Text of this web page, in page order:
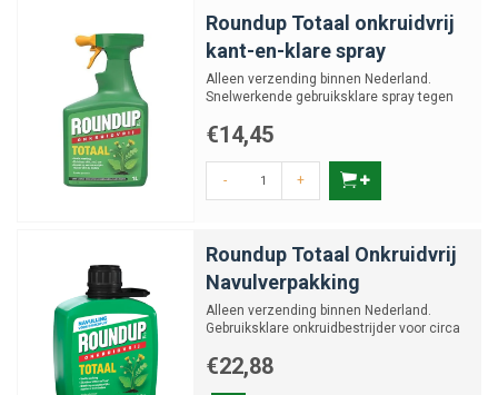
Roundup Totaal onkruidvrij
kant-en-klare spray
Alleen verzending binnen Nederland.
Snelwerkende gebruiksklare spray tegen
€14,45
- +
Roundup Totaal Onkruidvrij
Navulverpakking
Alleen verzending binnen Nederland.
Gebruiksklare onkruidbestrijder voor circa
€22,88